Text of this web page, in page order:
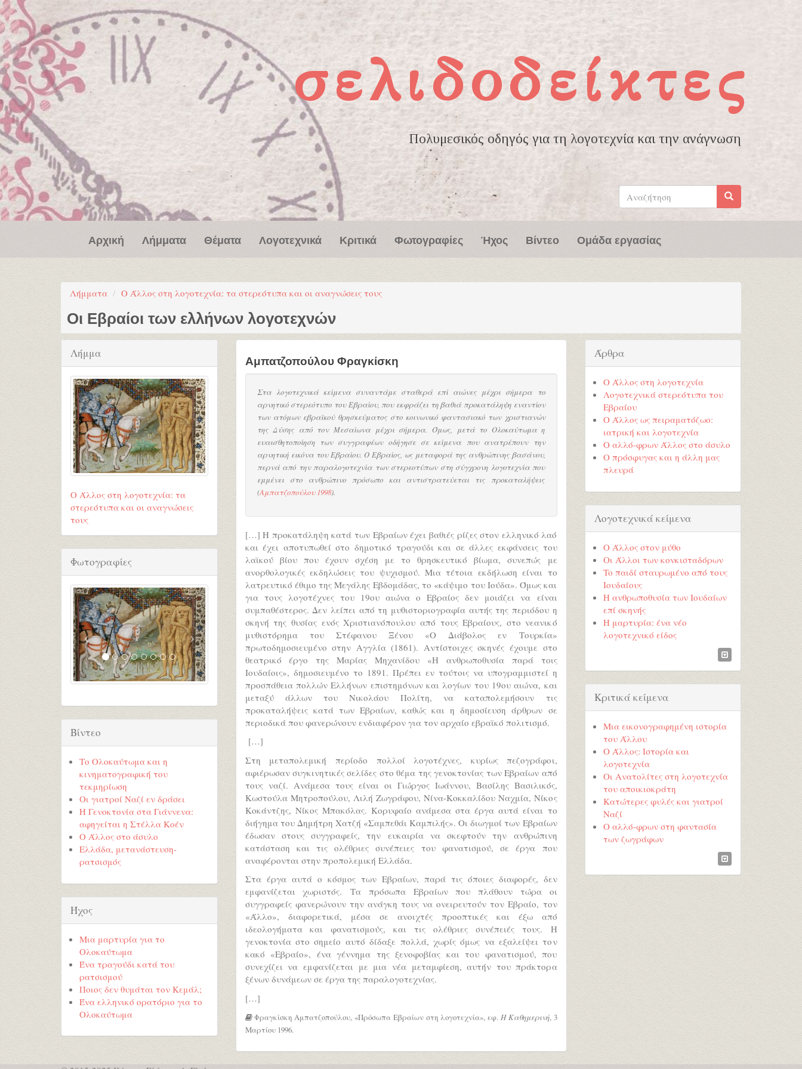
Παράκαμψη προς το κυρίως περιεχόμενο
σελιδοδείκτες
Πολυμεσικός οδηγός για τη λογοτεχνία και την ανάγνωση
Φόρμα
αναζήτησης
Αναζήτηση
Αρχική Λήμματα Θέματα Λογοτεχνικά Κριτικά Φωτογραφίες Ήχος Βίντεο Ομάδα εργασίας
Λήμματα Ο Άλλος στη λογοτεχνία: τα στερεότυπα και οι αναγνώσεις τους
Οι Εβραίοι των ελλήνων λογοτεχνών
Αμπατζοπούλου Φραγκίσκη
Στα λογοτεχνικά κείμενα συναντάμε σταθερά επί αιώνες μέχρι σήμερα το
αρνητικό στερεότυπο του Εβραίου, που εκφράζει τη βαθιά προκατάληψη εναντίον
των ατόμων εβραϊκού θρησκεύματος στο κοινωνικό φαντασιακό των χριστιανών
της Δύσης από τον Μεσαίωνα μέχρι σήμερα. Όμως, μετά το Ολοκαύτωμα η
ευαισθητοποίηση των συγγραφέων οδήγησε σε κείμενα που ανατρέπουν την
αρνητική εικόνα του Εβραίου. Ο Εβραίος, ως μεταφορά της ανθρώπινης βασάνου,
περνά από την παραλογοτεχνία των στερεοτύπων στη σύγχρονη λογοτεχνία που
εμμένει στο ανθρώπινο πρόσωπο και αντιστρατεύεται τις προκαταλήψεις
(Αμπατζοπούλου 1998).
[…] Η προκατάληψη κατά των Εβραίων έχει βαθιές ρίζες στον ελληνικό λαό
και έχει αποτυπωθεί στο δημοτικό τραγούδι και σε άλλες εκφάνσεις του
λαϊκού βίου που έχουν σχέση με το θρησκευτικό βίωμα, συνεπώς με
ανορθολογικές εκδηλώσεις του ψυχισμού. Μια τέτοια εκδήλωση είναι το
λατρευτικό έθιμο της Μεγάλης Εβδομάδας, το «κάψιμο του Ιούδα». Όμως και
για τους λογοτέχνες του 19ου αιώνα ο Εβραίος δεν μοιάζει να είναι
συμπαθέστερος. Δεν λείπει από τη μυθιστοριογραφία αυτής της περιόδου η
σκηνή της θυσίας ενός Χριστιανόπουλου από τους Εβραίους, στο νεανικό
μυθιστόρημα του Στέφανου Ξένου «Ο Διάβολος εν Τουρκία»
πρωτοδημοσιευμένο στην Αγγλία (1861). Αντίστοιχες σκηνές έχουμε στο
θεατρικό έργο της Μαρίας Μηχανίδου «Η ανθρωποθυσία παρά τοις
Ιουδαίοις», δημοσιευμένο το 1891. Πρέπει εν τούτοις να υπογραμμιστεί η
προσπάθεια πολλών Ελλήνων επιστημόνων και λογίων του 19ου αιώνα, και
μεταξύ άλλων του Νικολάου Πολίτη, να καταπολεμήσουν τις
προκαταλήψεις κατά των Εβραίων, καθώς και η δημοσίευση άρθρων σε
περιοδικά που φανερώνουν ενδιαφέρον για τον αρχαίο εβραϊκό πολιτισμό.
[…]
Στη μεταπολεμική περίοδο πολλοί λογοτέχνες, κυρίως πεζογράφοι,
αφιέρωσαν συγκινητικές σελίδες στο θέμα της γενοκτονίας των Εβραίων από
τους ναζί. Ανάμεσα τους είναι οι Γιώργος Ιωάννου, Βασίλης Βασιλικός,
Κωστούλα Μητροπούλου, Λιλή Ζωγράφου, Νίνα-Κοκκαλίδου Ναχμία, Νίκος
Κοκάντζης, Νίκος Μπακόλας. Κορυφαίο ανάμεσα στα έργα αυτά είναι το
διήγημα του Δημήτρη Χατζή «Σαμπεθάι Καμπιλής». Οι διωγμοί των Εβραίων
έδωσαν στους συγγραφείς, την ευκαιρία να σκεφτούν την ανθρώπινη
κατάσταση και τις ολέθριες συνέπειες του φανατισμού, σε έργα που
αναφέρονται στην προπολεμική Ελλάδα.
Στα έργα αυτά ο κόσμος των Εβραίων, παρά τις όποιες διαφορές, δεν
εμφανίζεται χωριστός. Τα πρόσωπα Εβραίων που πλάθουν τώρα οι
συγγραφείς φανερώνουν την ανάγκη τους να ονειρευτούν τον Εβραίο, τον
«Άλλο», διαφορετικά, μέσα σε ανοιχτές προοπτικές και έξω από
ιδεολογήματα και φανατισμούς, και τις ολέθριες συνέπειές τους. Η
γενοκτονία στο σημείο αυτό δίδαξε πολλά, χωρίς όμως να εξαλείψει τον
κακό «Εβραίο», ένα γέννημα της ξενοφοβίας και του φανατισμού, που
συνεχίζει να εμφανίζεται με μια νέα μεταμφίεση, αυτήν του πράκτορα
ξένων δυνάμεων σε έργα της παραλογοτεχνίας.
[…]
Φραγκίσκη Αμπατζοπούλου, «Πρόσωπα Εβραίων στη λογοτεχνία», εφ. Η Καθημερινή, 3
Μαρτίου 1996.
Λήμμα
Ο Άλλος στη λογοτεχνία: τα
στερεότυπα και οι αναγνώσεις
τους
Φωτογραφίες
Βίντεο
Τo Ολοκαύτωμα και η
κινηματογραφική του
τεκμηρίωση
Οι γιατροί Ναζί εν δράσει
Η Γενοκτονία στα Γιάννενα:
αφηγείται η Στέλλα Κοέν
Ο Άλλος στο άσυλο
Ελλάδα, μετανάστευση-
ρατσισμός
Ήχος
Μια μαρτυρία για το
Ολοκαύτωμα
Ένα τραγούδι κατά του
ρατσισμού
Ποιος δεν θυμάται τον Κεμάλ;
Ένα ελληνικό ορατόριο για το
Ολοκαύτωμα
Άρθρα
Ο Άλλος στη λογοτεχνία
Λογοτεχνικά στερεότυπα του
Εβραίου
Ο Άλλος ως πειραματόζωο:
ιατρική και λογοτεχνία
Ο αλλό-φρων Άλλος στο άσυλο
Ο πρόσφυγας και η άλλη μας
πλευρά
Λογοτεχνικά κείμενα
Ο Άλλος στον μύθο
Οι Άλλοι των κονκισταδόρων
To παιδί σταυρωμένο από τους
Ιουδαίους
Η ανθρωποθυσία των Ιουδαίων
επί σκηνής
Η μαρτυρία: ένα νέο
λογοτεχνικό είδος
Κριτικά κείμενα
Μια εικονογραφημένη ιστορία
του Άλλου
Ο Άλλος: Ιστορία και
λογοτεχνία
Οι Ανατολίτες στη λογοτεχνία
του αποικιοκράτη
Κατώτερες φυλές και γιατροί
Ναζί
Ο αλλό-φρων στη φαντασία
των ζωγράφων